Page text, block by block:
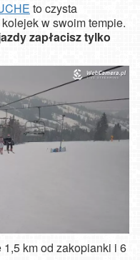
to czysta
w swoim tempie.
zapłacisz tylko
km od zakopianki i 6